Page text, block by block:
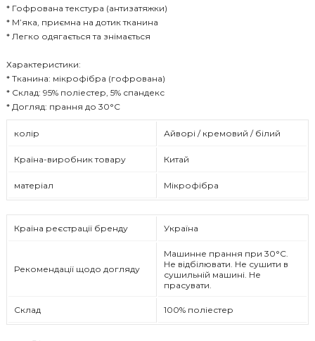
колір Айворі / кремовий / білий
Країна-виробник товару Китай
матеріал Мікрофібра
Країна реєстрації бренду Україна
Рекомендації щодо догляду
Машинне прання при 30°C.
Не відбілювати. Не сушити в
сушильній машині. Не
прасувати.
Склад 100% поліестер
* Гофрована текстура (антизатяжки)
* М’яка, приємна на дотик тканина
* Легко одягається та знімається
Характеристики:
* Тканина: мікрофібра (гофрована)
* Склад: 95% поліестер, 5% спандекс
* Догляд: прання до 30°C